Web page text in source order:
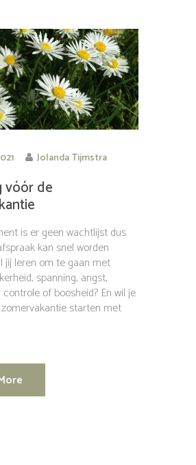
Jolanda Tijmstra
vóór de
is er geen wachtlijst dus
kan snel worden
jij leren om te gaan met
spanning, angst,
of boosheid? En wil je
starten met